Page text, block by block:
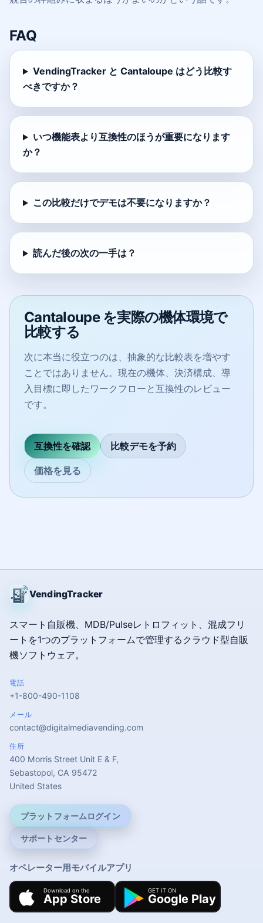
FAQ
VendingTracker と Cantaloupe はどう比較す
べきですか？
いつ機能表より互換性のほうが重要になります
か？
この比較だけでデモは不要になりますか？
読んだ後の次の一手は？
Cantaloupe を実際の機体環境で
比較する
次に本当に役立つのは、抽象的な比較表を増やす
ことではありません。現在の機体、決済構成、導
入目標に即したワークフローと互換性のレビュー
です。
互換性を確認 比較デモを予約
価格を見る
VendingTracker
スマート自販機、MDB/Pulseレトロフィット、混成フリ
ートを1つのプラットフォームで管理するクラウド型自販
機ソフトウェア。
電話
+1-800-490-1108
メール
contact@digitalmediavending.com
住所
400 Morris Street Unit E & F,
Sebastopol, CA 95472
United States
プラットフォームログイン
サポートセンター
オペレーター用モバイルアプリ